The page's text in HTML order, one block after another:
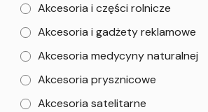
Akcesoria i części rolnicze
Akcesoria i gadżety reklamowe
Akcesoria medycyny naturalnej
Akcesoria prysznicowe
Akcesoria satelitarne